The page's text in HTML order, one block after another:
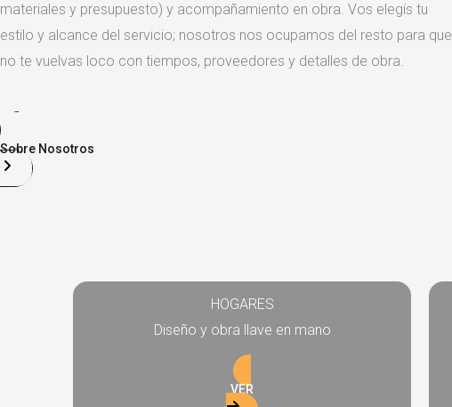
materiales y presupuesto) y acompañamiento en obra. Vos elegís tu
estilo y alcance del servicio; nosotros nos ocupamos del resto para que
no te vuelvas loco con tiempos, proveedores y detalles de obra.
Sobre Nosotros
HOGARES
Diseño y obra llave en mano
VER